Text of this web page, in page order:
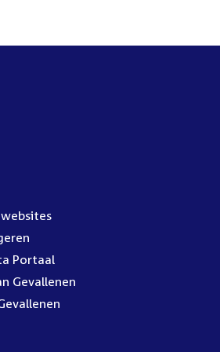
Portaal
Gevallenen